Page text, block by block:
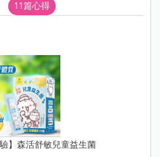
11篇心得
驗】森活舒敏兒童益生菌